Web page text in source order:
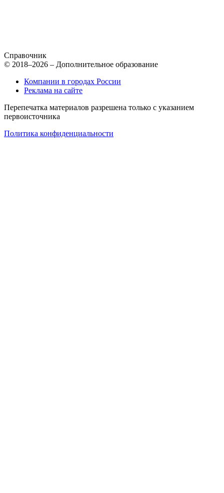
Справочник
© 2018–2026 – Дополнительное образование
Компании в городах России
Реклама на сайте
Перепечатка материалов разрешена только с указанием
первоисточника
Политика конфиденциальности